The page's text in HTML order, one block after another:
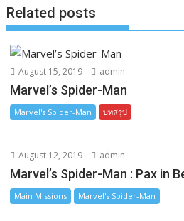
k
e
r
Related posts
August 15, 2019 admin
Marvel’s Spider-Man
Marvel's Spider-Man บทสรุป
August 12, 2019 admin
Marvel’s Spider-Man : Pax in
Main Missions Marvel's Spider-Man